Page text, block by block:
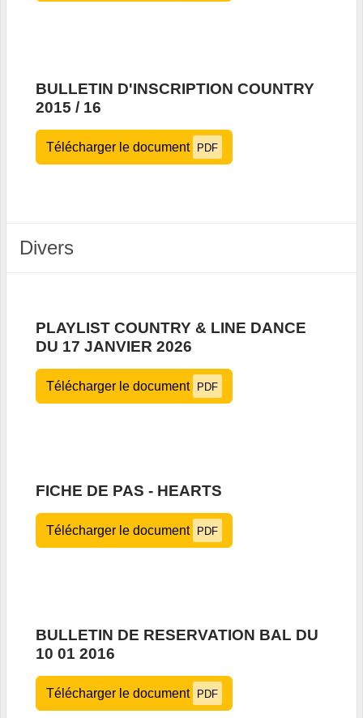
BULLETIN D'INSCRIPTION COUNTRY
2015 / 16
Télécharger le document PDF
Divers
PLAYLIST COUNTRY & LINE DANCE
DU 17 JANVIER 2026
Télécharger le document PDF
FICHE DE PAS - HEARTS
Télécharger le document PDF
BULLETIN DE RESERVATION BAL DU
10 01 2016
Télécharger le document PDF